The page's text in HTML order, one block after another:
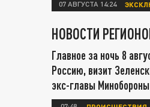
07 АВГУСТА 14:24
НОВОСТИ
Главное за ночь 8
Россию, визит
экс-главы